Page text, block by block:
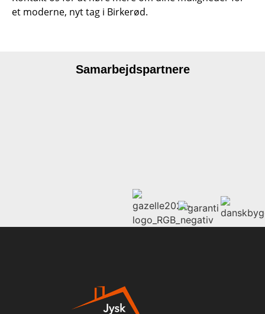
et moderne, nyt tag i Birkerød.
Samarbejdspartnere